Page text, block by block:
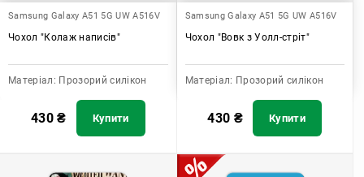
Samsung Galaxy A51 5G UW A516V
Чохол "Колаж написів"
Матеріал: Прозорий силікон
430₴ Купити
Samsung Galaxy A51 5G UW A516V
Чохол "Вовк з Уолл-стріт"
Матеріал: Прозорий силікон
430 ₴ Купити